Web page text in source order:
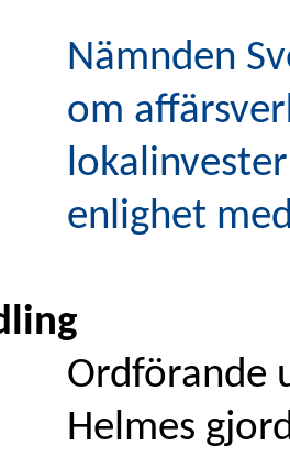
Nämnden
om
enlighet
Ordförande
Helmes